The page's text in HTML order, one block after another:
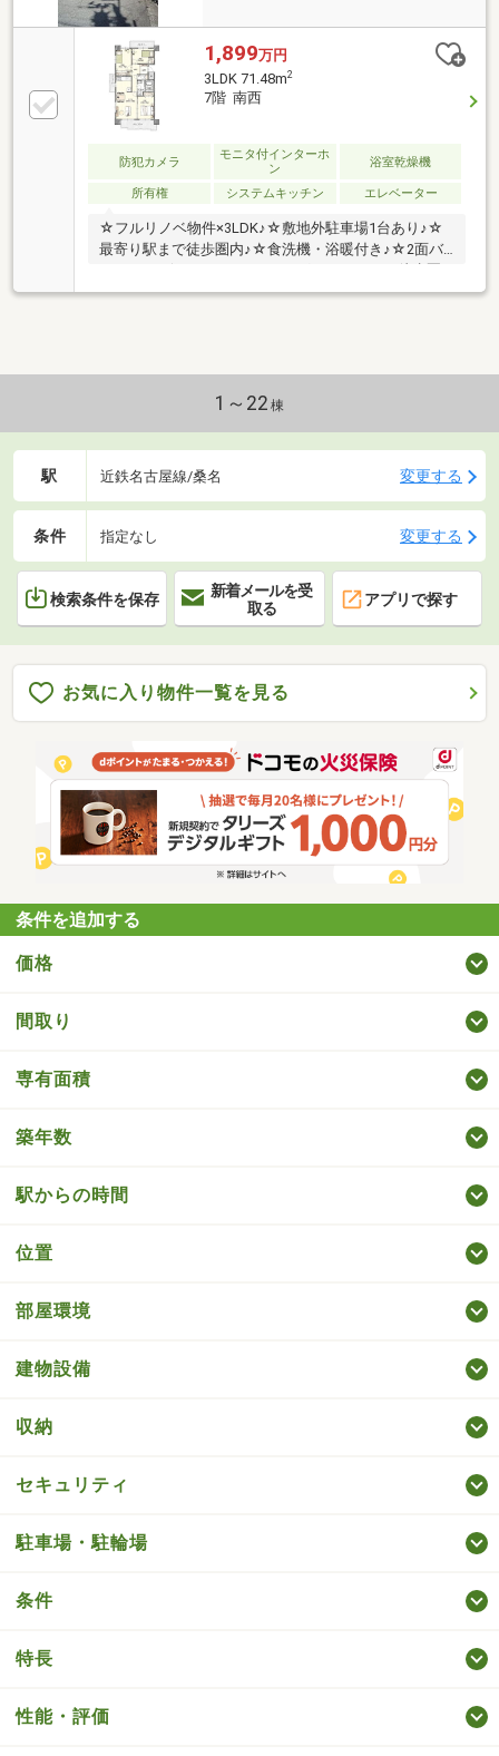
1,899万円
3LDK 71.48m2
7階 南西
防犯カメラ
モニタ付インターホ
ン
浴室乾燥機
所有権 システムキッチン エレベーター
☆フルリノベ物件×3LDK♪☆敷地外駐車場1台あり♪☆
最寄り駅まで徒歩圏内♪☆食洗機・浴暖付き♪☆2面バ
内♪☆各居室に収納あり♪☆精義小・光風中♪
1～22 棟
駅 近鉄名古屋線/桑名 変更する
条件 指定なし 変更する
検索条件を保存
新着メールを受
取る
アプリで探す
お気に入り物件一覧を見る
条件を追加する
価格
間取り
専有面積
築年数
駅からの時間
位置
部屋環境
建物設備
収納
セキュリティ
駐車場・駐輪場
条件
特長
性能・評価